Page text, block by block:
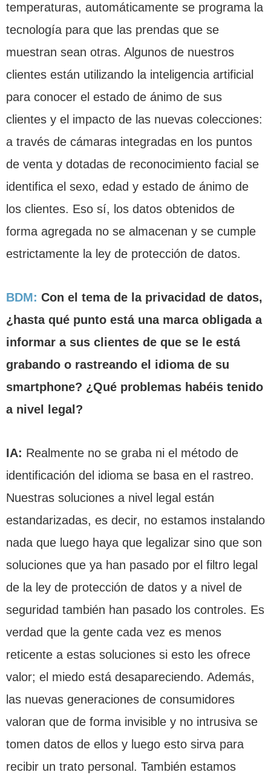
temperaturas, automáticamente se programa la
tecnología para que las prendas que se
muestran sean otras. Algunos de nuestros
clientes están utilizando la inteligencia artificial
para conocer el estado de ánimo de sus
clientes y el impacto de las nuevas colecciones:
a través de cámaras integradas en los puntos
de venta y dotadas de reconocimiento facial se
identifica el sexo, edad y estado de ánimo de
los clientes. Eso sí, los datos obtenidos de
forma agregada no se almacenan y se cumple
estrictamente la ley de protección de datos.
BDM: Con el tema de la privacidad de datos,
¿hasta qué punto está una marca obligada a
informar a sus clientes de que se le está
grabando o rastreando el idioma de su
smartphone? ¿Qué problemas habéis tenido
a nivel legal?
IA: Realmente no se graba ni el método de
identificación del idioma se basa en el rastreo.
Nuestras soluciones a nivel legal están
estandarizadas, es decir, no estamos instalando
nada que luego haya que legalizar sino que son
soluciones que ya han pasado por el filtro legal
de la ley de protección de datos y a nivel de
seguridad también han pasado los controles. Es
verdad que la gente cada vez es menos
reticente a estas soluciones si esto les ofrece
valor; el miedo está desapareciendo. Además,
las nuevas generaciones de consumidores
valoran que de forma invisible y no intrusiva se
tomen datos de ellos y luego esto sirva para
recibir un trato personal. También estamos